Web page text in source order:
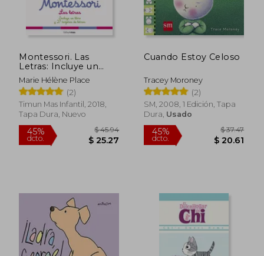
45%
dcto.
Montessori. Las
Letras: Incluye un
Libro y 27 Tarjetas de
Letras
Marie Hélène Place
(2)
Timun Mas Infantil, 2018,
Tapa Dura, Nuevo
Cuando Estoy Celoso
Tracey Moroney
(2)
SM, 2008, 1 Edición, Tapa
Dura, Usado